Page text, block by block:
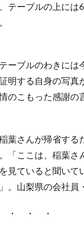
テーブルの上には
ーブルのわきには
明する自身の写真
のこもった感謝の
葉さんが帰省する
「ここは、稲葉さ
見ていると聞いて
。山梨県の会社員
・ ・